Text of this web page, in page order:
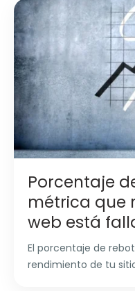
Porcentaje
métrica que
web está
El porcentaje de
rendimiento de tu